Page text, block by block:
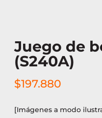
Juego de
(S240A)
$197.880
[Imágenes a modo